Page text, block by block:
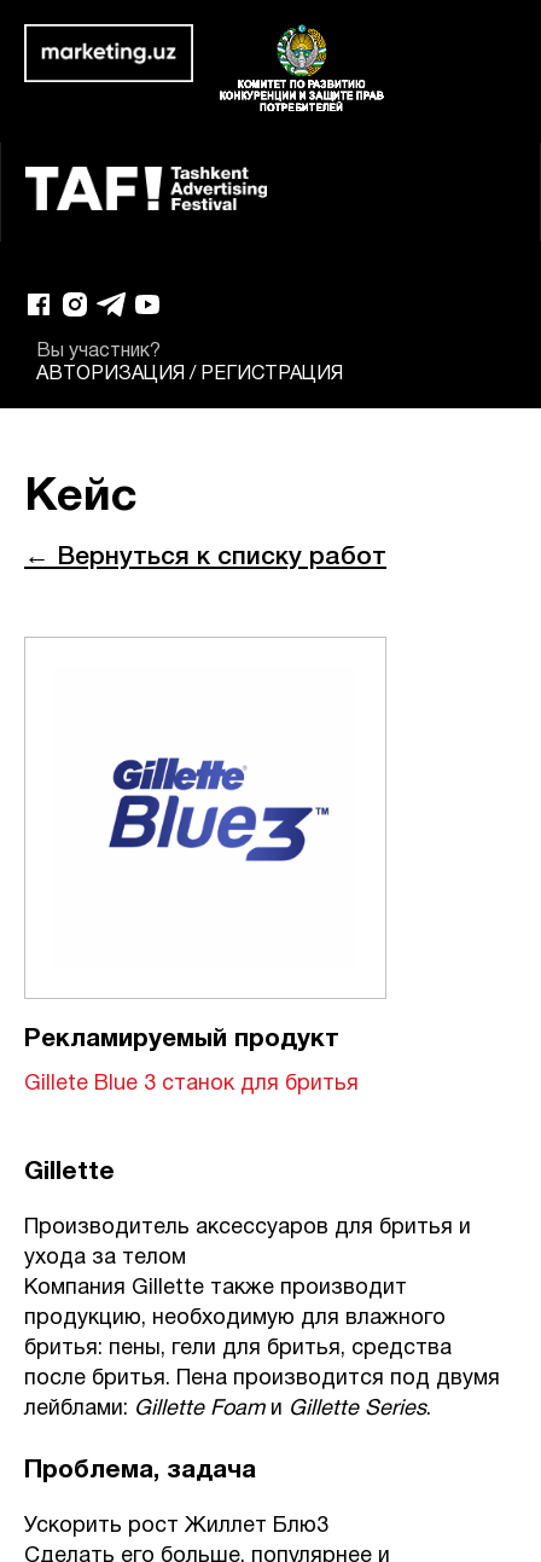
Вы участник?
АВТОРИЗАЦИЯ / РЕГИСТРАЦИЯ
Кейс
← Вернуться к списку работ
Рекламируемый продукт
Gillete Blue 3 станок для бритья
Gillette
Производитель аксессуаров для бритья и
ухода за телом
Компания Gillette также производит
продукцию, необходимую для влажного
бритья: пены, гели для бритья, средства
после бритья. Пена производится под двумя
лейблами: Gillette Foamи Gillette Series.
Проблема, задача
Ускорить рост Жиллет Блю3
Сделать его больше, популярнее и